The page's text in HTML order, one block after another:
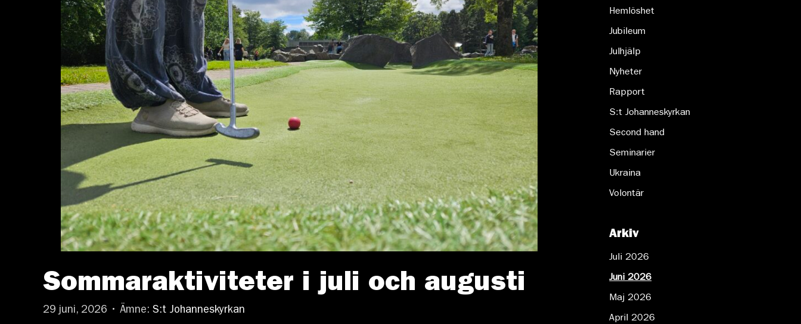
Hemlöshet
Jubileum
Julhjälp
Nyheter
Rapport
S:t Johanneskyrkan
Second hand
Seminarier
Ukraina
Volontär
Arkiv
Juli 2026
Juni 2026
Maj 2026
April 2026
Sommaraktiviteter i juli och augusti
29 juni, 2026 • Ämne: S:t Johanneskyrkan